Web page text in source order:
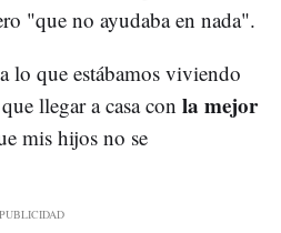
"que no ayudaba en nada".
lo que estábamos viviendo
llegar a casa con la mejor
mis hijos no se